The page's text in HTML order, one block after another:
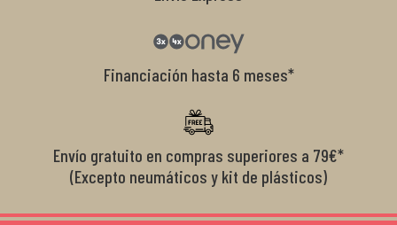
Financiación hasta 6 meses*
Envío gratuito en compras superiores a 79€*
(Excepto neumáticos y kit de plásticos)